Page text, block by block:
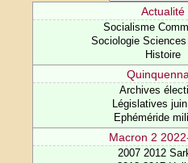
Actualité
Socialisme
Sociologie
Histoire
Archives
Législatives
Ephéméride
Macron 2
2007 2012